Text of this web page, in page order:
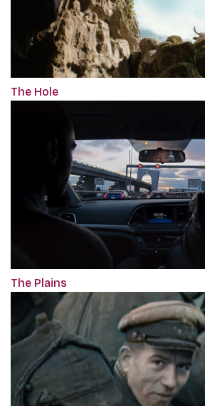
The Hole
The Plains